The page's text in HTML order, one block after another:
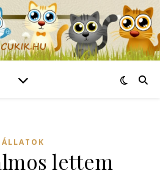
ÁLLATOK
lettem